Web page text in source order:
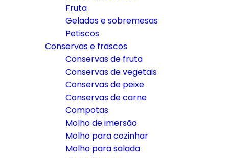
Fruta
Gelados e sobremesas
Petiscos
Conservas e frascos
Conservas de fruta
Conservas de vegetais
Conservas de peixe
Conservas de carne
Compotas
Molho de imersão
Molho para cozinhar
Molho para salada